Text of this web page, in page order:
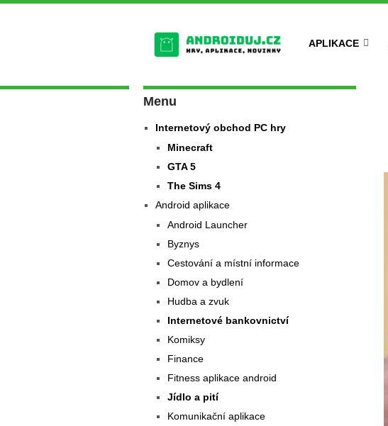
APLIKACE
Menu
Internetový obchod PC hry
Minecraft
GTA 5
The Sims 4
Android aplikace
Android Launcher
Byznys
Cestování a místní informace
Domov a bydlení
Hudba a zvuk
Internetové bankovnictví
Komiksy
Finance
Fitness aplikace android
Jídlo a pití
Komunikační aplikace